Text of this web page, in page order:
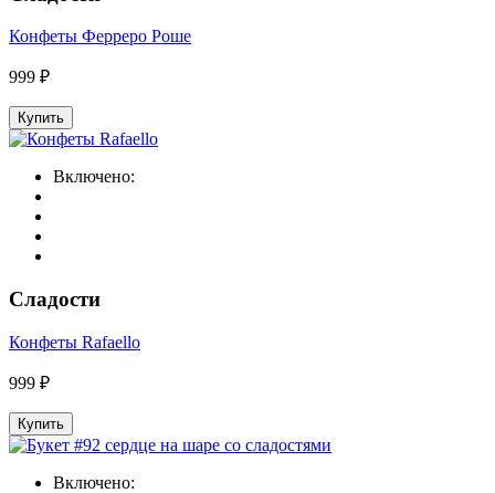
Конфеты Ферреро Роше
999 ₽
Купить
Включено:
Сладости
Конфеты Rafaello
999 ₽
Купить
Включено: